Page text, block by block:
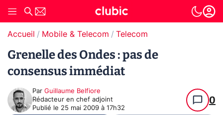
Accueil Mobile & Telecom Telecom
Grenelle des Ondes : pas de
consensus immédiat
Par Guillaume Belfiore
Rédacteur en chef adjoint
Publié le 25 mai 2009 à 17h32
0